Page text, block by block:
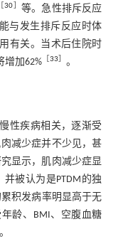
［30
等。急性排斥反应
与发生排斥反应时体
有关。当术后住院时
增加62%
33 。
性疾病相关，逐渐受
减少症并不少见，甚
显示，肌肉减少症显
并被认为是PTDM的独
积发病率明显高于无
年龄、BMI、空腹血糖
。